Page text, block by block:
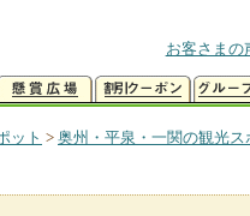
お客さまの
ット > 奥州・平泉・一関の観光ス